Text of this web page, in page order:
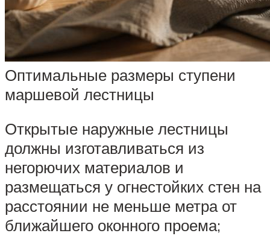
Оптимальные размеры ступени
маршевой лестницы
Открытые наружные лестницы
должны изготавливаться из
негорючих материалов и
размещаться у огнестойких стен на
расстоянии не меньше метра от
ближайшего оконного проема;